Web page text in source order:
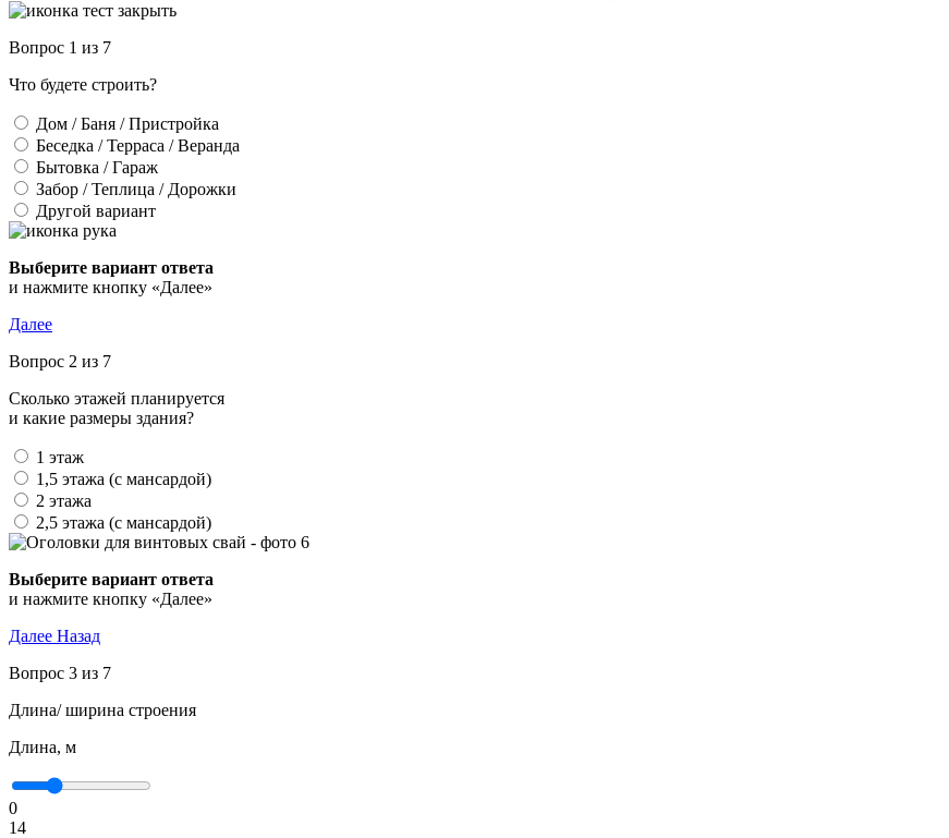
Вопрос 1 из 7
Что будете строить?
Дом / Баня / Пристройка
Беседка / Терраса / Веранда
Бытовка / Гараж
Забор / Теплица / Дорожки
Другой вариант
Выберите вариант ответа
и нажмите кнопку «Далее»
Далее
Вопрос 2 из 7
Сколько этажей планируется
и какие размеры здания?
1 этаж
1,5 этажа (с мансардой)
2 этажа
2,5 этажа (с мансардой)
Выберите вариант ответа
и нажмите кнопку «Далее»
Далее Назад
Вопрос 3 из 7
Длина/ ширина строения
Длина, м
0
14